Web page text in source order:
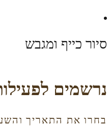
סיור כייף ומגבש
נרשמים
בחרו את התאריך